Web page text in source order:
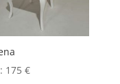
175€